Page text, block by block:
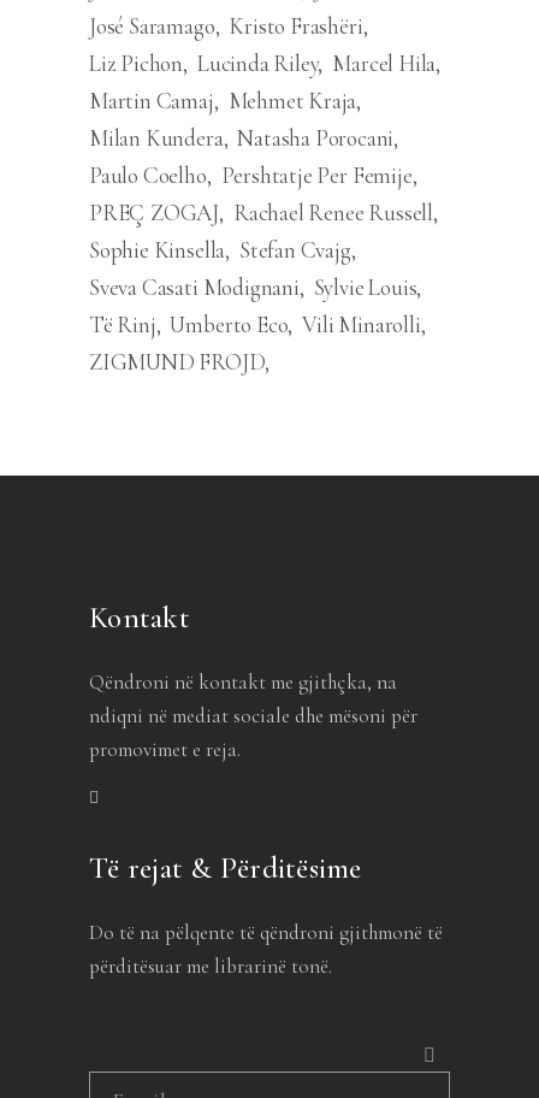
José Saramago Kristo Frashëri
Liz Pichon Lucinda Riley Marcel Hila
Martin Camaj
Mehmet Kraja
Milan Kundera Natasha Porocani
Paulo Coelho
Pershtatje Per Femije
PREÇ ZOGAJ
Rachael Renee Russell
Sophie Kinsella Stefan Cvajg
Sveva Casati Modignani
Sylvie Louis
Të Rinj Umberto Eco Vili Minarolli
ZIGMUND FROJD
Kontakt
Qëndroni në kontakt me gjithçka, na
ndiqni në mediat sociale dhe mësoni për
promovimet e reja.
Të rejat & Përditësime
Do të na pëlqente të qëndroni gjithmonë të
përditësuar me librarinë tonë.